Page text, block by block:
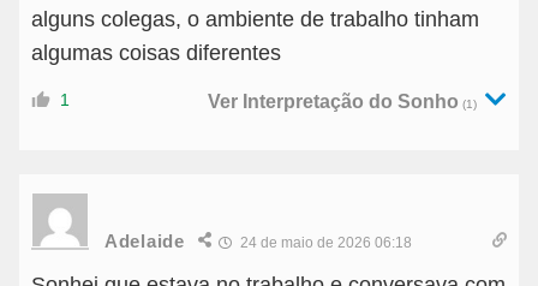
alguns colegas, o ambiente de trabalho tinham
algumas coisas diferentes
1 Ver Interpretação do Sonho (1)
Adelaide 24 de maio de 2026 06:18